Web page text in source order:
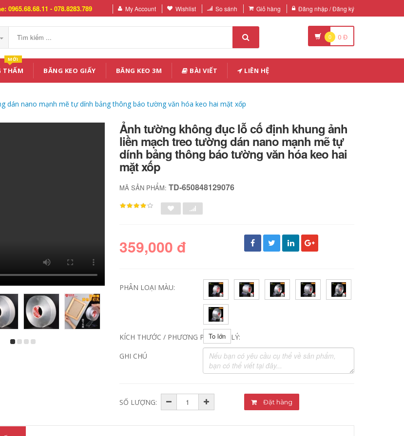
0965.68.68.11 - 078.8283.789 My Account Wishlist So sánh Giỏ hàng Đăng nhập / Đăng ký
0 0 Đ
THẤM
MỚI
BĂNG KEO GIẤY BĂNG KEO 3M BÀI VIẾT LIÊN HỆ
dán nano mạnh mẽ tự dính bảng thông báo tường văn hóa keo hai mặt xốp
chịu nhiệt độ cao,
nóng năng lượng
Ảnh tường không đục lỗ cố định khung ảnh
liền mạch treo tường dán nano mạnh mẽ tự
dính bảng thông báo tường văn hóa keo hai
mặt xốp
MÃ SẢN PHẨM:TD-650848129076
359,000 đ
PHÂN LOẠI MÀU:
KÍCH THƯỚC / PHƯƠNG PHÁP XỬ LÝ:
To lớn
GHI CHÚ
SỐ LƯỢNG: Đặt hàng